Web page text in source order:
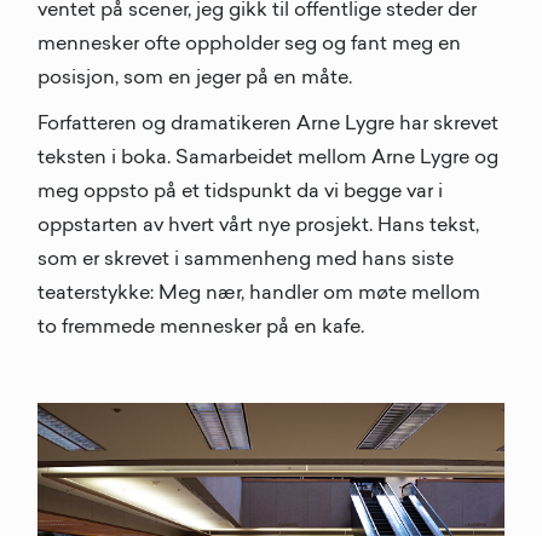
ventet på scener, jeg gikk til offentlige steder der
mennesker ofte oppholder seg og fant meg en
posisjon, som en jeger på en måte.
Forfatteren og dramatikeren Arne Lygre har skrevet
teksten i boka. Samarbeidet mellom Arne Lygre og
meg oppsto på et tidspunkt da vi begge var i
oppstarten av hvert vårt nye prosjekt. Hans tekst,
som er skrevet i sammenheng med hans siste
teaterstykke: Meg nær, handler om møte mellom
to fremmede mennesker på en kafe.